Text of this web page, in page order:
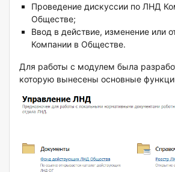
Проведение дискуссии по ЛНД
Обществе;
Ввод в действие, изменение или
Компании в Обществе.
Для работы с модулем была
которую вынесены основные